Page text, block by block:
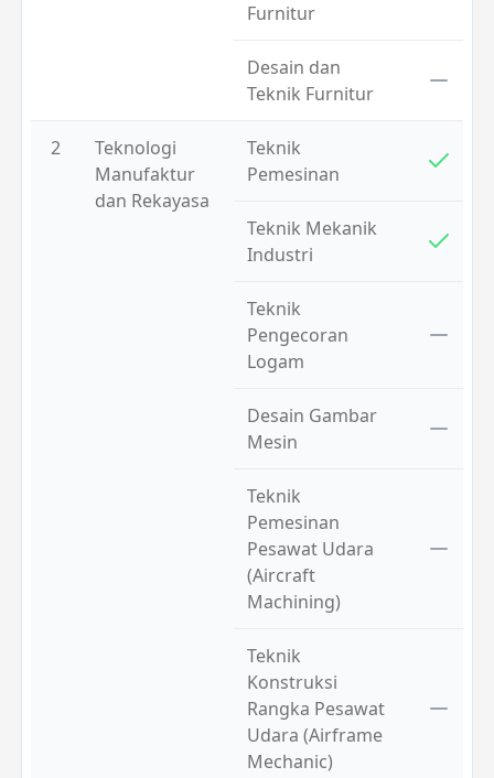
Furnitur
Desain dan
Teknik Furnitur
2
Teknologi
Manufaktur
dan Rekayasa
Teknik
Pemesinan
Teknik Mekanik
Industri
Teknik
Pengecoran
Logam
Desain Gambar
Mesin
Teknik
Pemesinan
Pesawat Udara
(Aircraft
Machining)
Teknik
Konstruksi
Rangka Pesawat
Udara (Airframe
Mechanic)